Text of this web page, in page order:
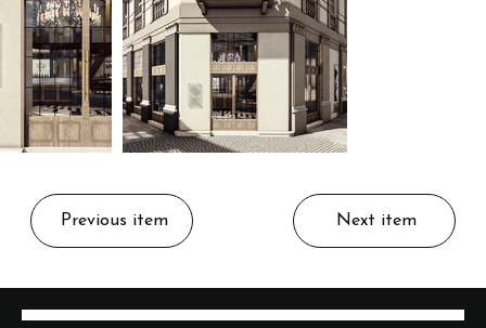
Previous item Next item